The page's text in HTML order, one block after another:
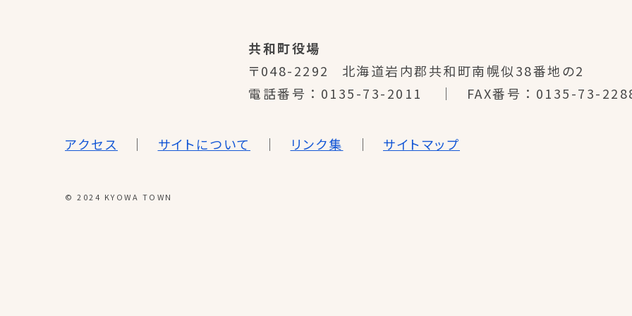
共和町役場
〒048-2292
北海道岩内郡共和町南幌似38番地の2
電話番号
0135-73-2011 FAX番号 0135-73-
アクセス サイトについて リンク集 サイトマップ
© 2024 KYOWA TOWN